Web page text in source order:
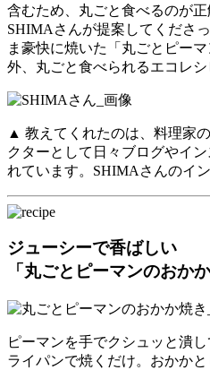
含むため、丸ごと食べるのが
SHIMAさんが提案してくださ
ま豪快に焼いた「丸ごとピー
外、丸ごと食べられるエコレシ
▲ 教えてくれたのは、料理家
クターとして日々ブログやイ
れています。SHIMAさんのイ
ジューシーで香ばしい
「丸ごとピーマンのおかか
ピーマンを手でクシュッと潰
ライパンで焼くだけ。おかか